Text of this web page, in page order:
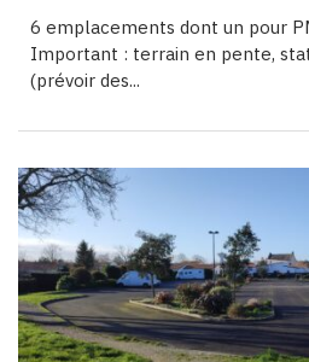
6 emplacements dont un pour
Important : terrain en pente,
(prévoir des...